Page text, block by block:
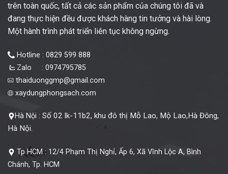
trên toàn quốc, tất cả các sản phẩm của chúng tôi đã và
đang thực hiện đều được khách hàng tin tưởng và hài lòng.
Một hành trình phát triển liên tục không ngừng.
Hotline : 0829 599 888
Zalo : 0974795785
thaiduonggmp@gmail.com
xaydungphongsach.com
Hà Nội : Số 02 lk-11b2, khu đô thị Mỗ Lao, Mộ Lao,Hà Đông,
Hà Nội.
Tp HCM : 12/4 Phạm Thị Nghỉ, Ấp 6, Xã Vĩnh Lộc A, Bình
Chánh, Tp. HCM